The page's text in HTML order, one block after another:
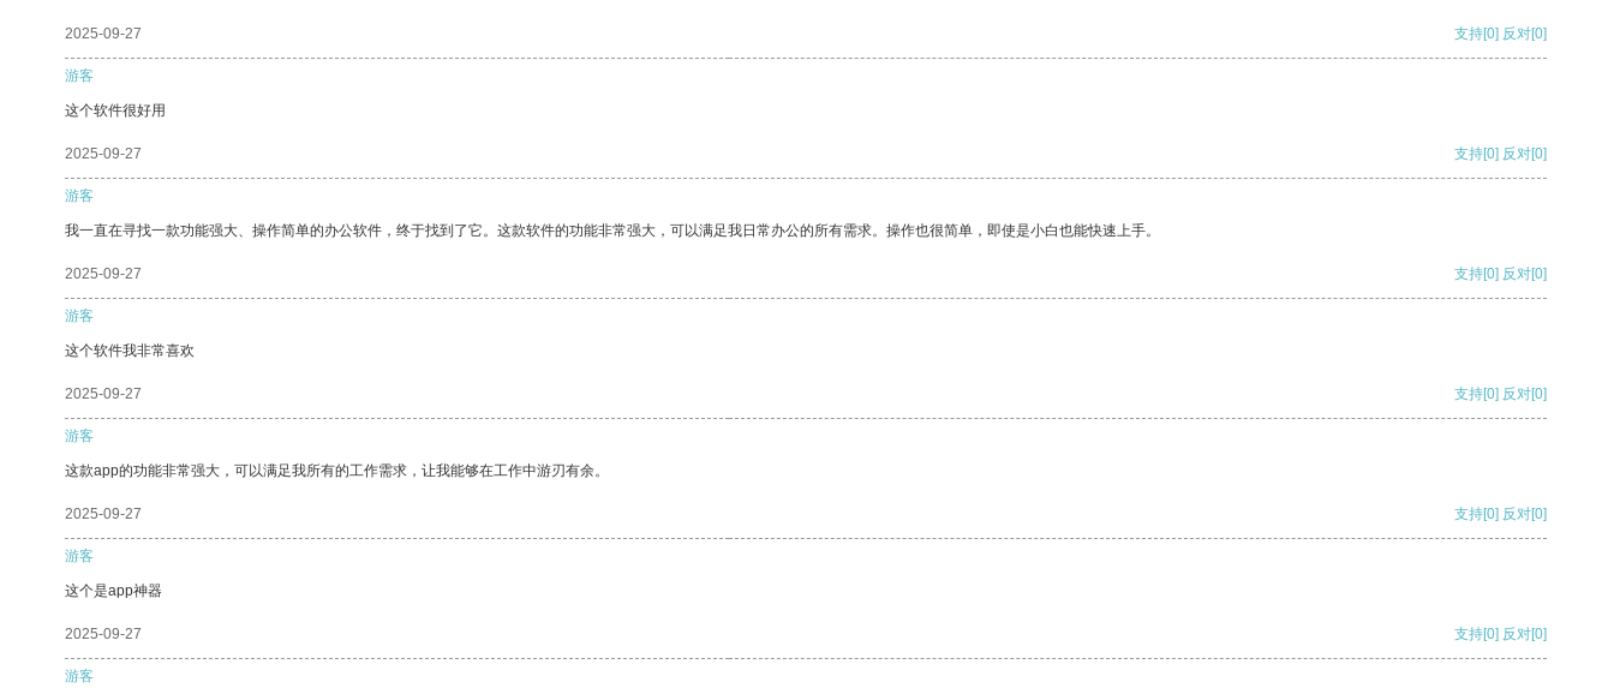
2025-09-27 支持[0] 反对[0]
游客
这个软件很好用
2025-09-27 支持[0] 反对[0]
游客
我一直在寻找一款功能强大、操作简单的办公软件，终于找到了它。这款软件的功能非常强大，可以满足我日常办公的所有需求。操作也很简单，即使是小白也能快速上手。
2025-09-27 支持[0] 反对[0]
游客
这个软件我非常喜欢
2025-09-27 支持[0] 反对[0]
游客
这款app的功能非常强大，可以满足我所有的工作需求，让我能够在工作中游刃有余。
2025-09-27 支持[0] 反对[0]
游客
这个是app神器
2025-09-27 支持[0] 反对[0]
游客